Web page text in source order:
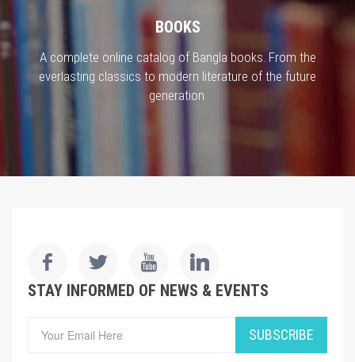
BOOKS
A complete online catalog of Bangla books. From the
everlasting classics to modern literature of the future
generation.
STAY INFORMED OF NEWS & EVENTS
SUBSCRIBE